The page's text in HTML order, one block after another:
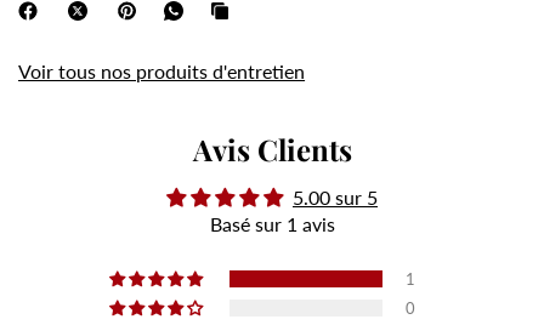
Voir tous nos produits d'entretien
Avis Clients
5.00 sur 5
Basé sur 1 avis
1
0